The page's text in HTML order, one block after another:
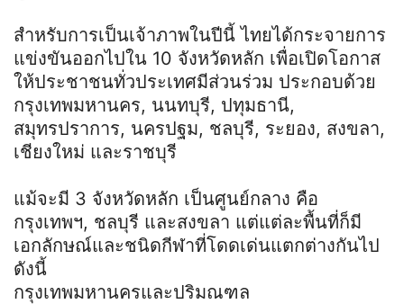
สำหรับการเป็นเจ้าภาพในปีนี้ ไทยได้กระจายการ
แข่งขันออกไปใน 10 จังหวัดหลัก เพื่อเปิดโอกาส
ให้ประชาชนทั่วประเทศมีส่วนร่วม ประกอบด้วย
กรุงเทพมหานคร, นนทบุรี, ปทุมธานี,
สมุทรปราการ, นครปฐม, ชลบุรี, ระยอง, สงขลา,
เชียงใหม่ และราชบุรี
แม้จะมี 3 จังหวัดหลัก เป็นศูนย์กลาง คือ
กรุงเทพฯ, ชลบุรี และสงขลา แต่แต่ละพื้นที่ก็มี
เอกลักษณ์และชนิดกีฬาที่โดดเด่นแตกต่างกันไป
ดังนี้
กรุงเทพมหานครและปริมณฑล